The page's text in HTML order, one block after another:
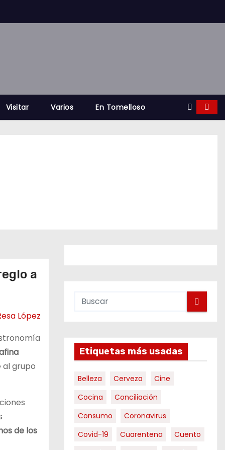
Visitar Varios En Tomelloso
a
López
al grupo
de los
Etiquetas más usadas
Belleza Cerveza
Cine
Cocina
Conciliación
Consumo
Coronavirus
Covid-19
Cuarentena
Cuento